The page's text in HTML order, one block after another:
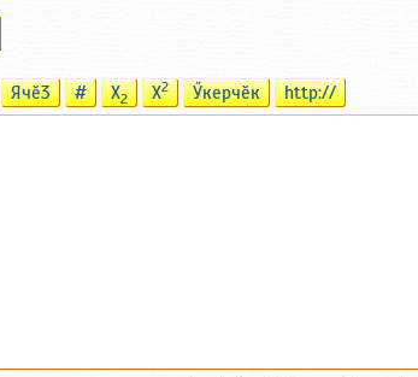
Ячӗ3 # X2 X2 Ӳкерчӗк http://